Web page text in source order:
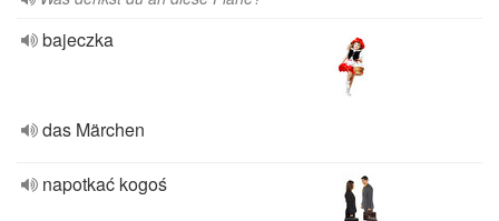
bajeczka
das Märchen
napotkać kogoś